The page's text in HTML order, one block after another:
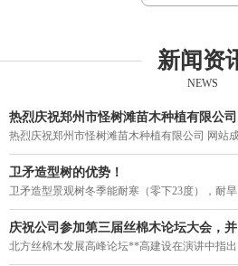
新闻资
NEWS
热烈庆祝郑州市怪树滩苗木种植有限公
热烈庆祝郑州市怪树滩苗木种植有限公司 网站
卫矛造型树的优势！
卫矛造型景观树冬季能耐寒（零下23度），耐
强。突破了四季常青造型不能过京津冀，东北
区造型树冬季落叶的历史，填补了北方造型树
庆祝公司参加第三届丝棉木论坛大会，
讲。
北方丝棉木发展高峰论坛**高建设在演讲中指